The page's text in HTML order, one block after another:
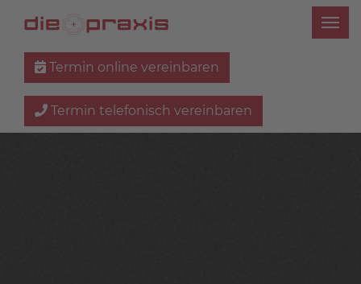
Termin online vereinbaren
Termin telefonisch vereinbaren